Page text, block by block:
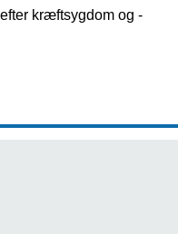
kræftsygdom og -